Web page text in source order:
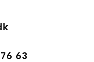
63